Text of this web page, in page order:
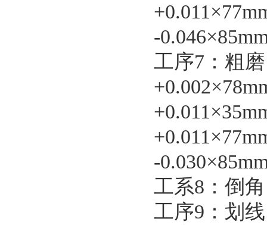
-
工序7：粗
-
工系8：倒
工序9：划